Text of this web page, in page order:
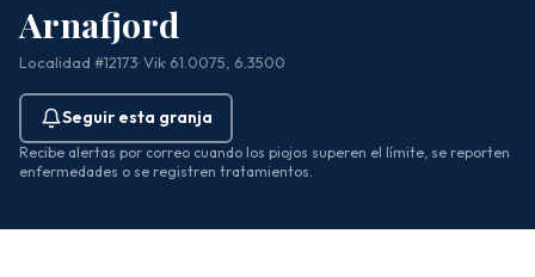
Arnafjord
Localidad #12173· Vik· 61.0075, 6.3500
Seguir esta granja
Recibe alertas por correo cuando los piojos superen el límite, se reporten
enfermedades o se registren tratamientos.